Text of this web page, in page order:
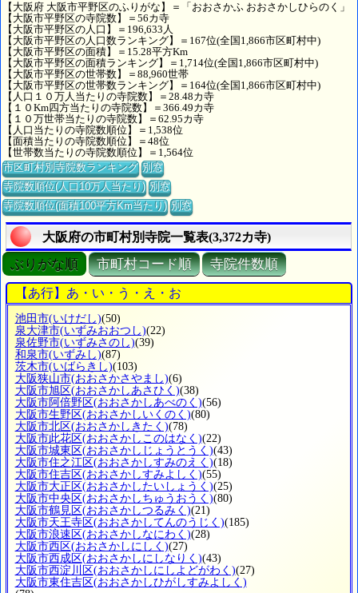
【大阪府 大阪市平野区のふりがな】＝「おおさかふ おおさかしひらのく」
【大阪市平野区の寺院数】＝56カ寺
【大阪市平野区の人口】＝196,633人
【大阪市平野区の人口数ランキング】＝167位(全国1,866市区町村中)
【大阪市平野区の面積】＝15.28平方Km
【大阪市平野区の面積ランキング】＝1,714位(全国1,866市区町村中)
【大阪市平野区の世帯数】＝88,960世帯
【大阪市平野区の世帯数ランキング】＝164位(全国1,866市区町村中)
【人口１０万人当たりの寺院数】＝28.48カ寺
【１０Km四方当たりの寺院数】＝366.49カ寺
【１０万世帯当たりの寺院数】＝62.95カ寺
【人口当たりの寺院数順位】＝1,538位
【面積当たりの寺院数順位】＝48位
【世帯数当たりの寺院数順位】＝1,564位
市区町村別寺院数ランキング 別窓
寺院数順位(人口10万人当たり) 別窓
寺院数順位(面積100平方Km当たり) 別窓
大阪府の市町村別寺院一覧表(3,372カ寺)
ぶりがな順 市町村コード順 寺院件数順
【あ行】あ・い・う・え・お
池田市(いけだし)(50)
泉大津市(いずみおおつし)(22)
泉佐野市(いずみさのし)(39)
和泉市(いずみし)(87)
茨木市(いばらきし)(103)
大阪狭山市(おおさかさやまし)(6)
大阪市旭区(おおさかしあさひく)(38)
大阪市阿倍野区(おおさかしあべのく)(56)
大阪市生野区(おおさかしいくのく)(80)
大阪市北区(おおさかしきたく)(78)
大阪市此花区(おおさかしこのはなく)(22)
大阪市城東区(おおさかしじょうとうく)(43)
大阪市住之江区(おおさかしすみのえく)(18)
大阪市住吉区(おおさかしすみよしく)(55)
大阪市大正区(おおさかしたいしょうく)(25)
大阪市中央区(おおさかしちゅうおうく)(80)
大阪市鶴見区(おおさかしつるみく)(21)
大阪市天王寺区(おおさかしてんのうじく)(185)
大阪市浪速区(おおさかしなにわく)(28)
大阪市西区(おおさかしにしく)(27)
大阪市西成区(おおさかしにしなりく)(43)
大阪市西淀川区(おおさかしにしよどがわく)(27)
大阪市東住吉区(おおさかしひがしすみよしく)